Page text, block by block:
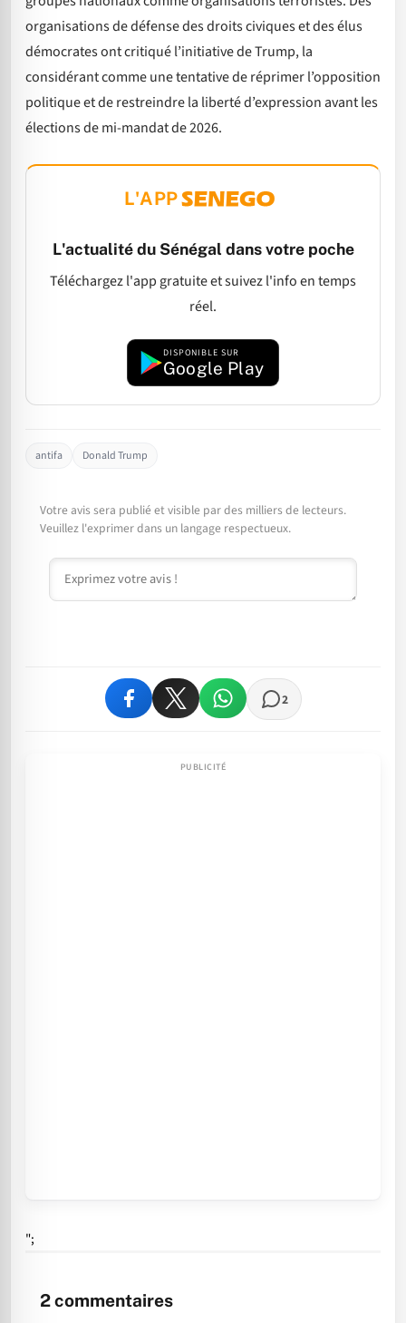
organisations de défense des droits civiques et des élus
démocrates ont critiqué l’initiative de Trump, la
considérant comme une tentative de réprimer l’opposition
politique et de restreindre la liberté d’expression avant les
élections de mi-mandat de 2026.
L'APP
L'actualité du Sénégal dans votre poche
Téléchargez l'app gratuite et suivez l'info en temps
réel.
DISPONIBLE SUR
Google Play
antifa Donald Trump
Votre avis sera publié et visible par des milliers de lecteurs.
Veuillez l'exprimer dans un langage respectueux.
Commentaire
2
";
2commentaires